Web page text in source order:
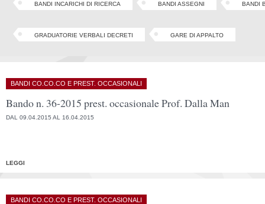
BANDI INCARICHI DI RICERCA BANDI ASSEGNI BANDI
GRADUATORIE VERBALI DECRETI GARE DI APPALTO
BANDI CO.CO.CO E PREST. OCCASIONALI
Bando n. 36-2015 prest. occasionale Prof. Dalla Man
DAL 09.04.2015 AL 16.04.2015
LEGGI
BANDI CO.CO.CO E PREST. OCCASIONALI